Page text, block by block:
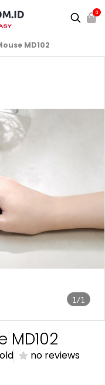
0
MD102
1/1
MD102
no reviews